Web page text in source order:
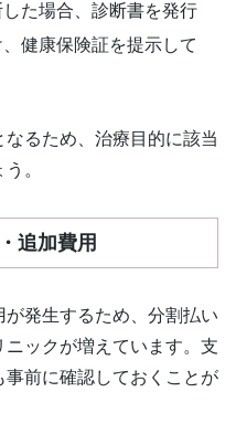
た場合、診断書を発行
健康保険証を提示して
るため、治療目的に該当
。
追加費用
発生するため、分割払い
ックが増えています。支
前に確認しておくことが